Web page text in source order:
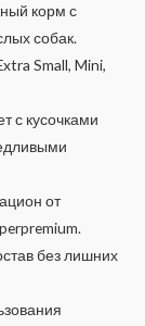
корм с
собак.
Small, Mini,
с кусочками
от
без лишних